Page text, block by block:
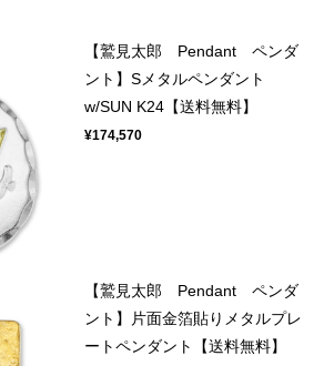
【鷲見太郎 Pendant ペンダ
ント】Sメタルペンダント
w/SUN K24【送料無料】
¥174,570
【鷲見太郎 Pendant ペンダ
ント】片面金箔貼りメタルプレ
ートペンダント【送料無料】